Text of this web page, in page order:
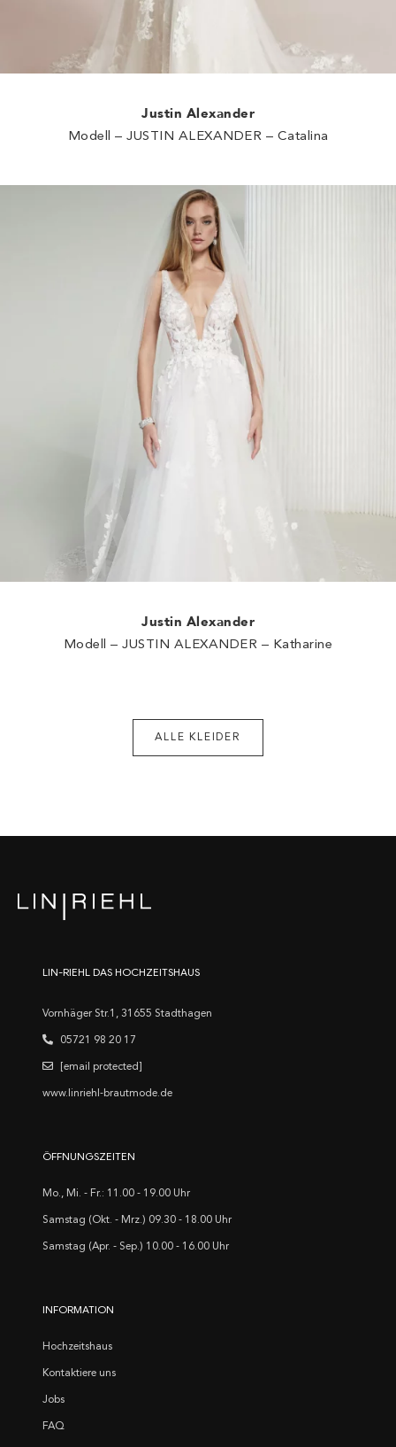
Justin Alexander
Modell – JUSTIN ALEXANDER – Catalina
Justin Alexander
Modell – JUSTIN ALEXANDER – Katharine
ALLE KLEIDER
LIN-RIEHL DAS HOCHZEITSHAUS
Vornhäger Str.1, 31655 Stadthagen
05721 98 20 17
[email protected]
www.linriehl-brautmode.de
ÖFFNUNGSZEITEN
Mo., Mi. - Fr.: 11.00 - 19.00 Uhr
Samstag (Okt. - Mrz.) 09.30 - 18.00 Uhr
Samstag (Apr. - Sep.) 10.00 - 16.00 Uhr
INFORMATION
Hochzeitshaus
Kontaktiere uns
Jobs
FAQ